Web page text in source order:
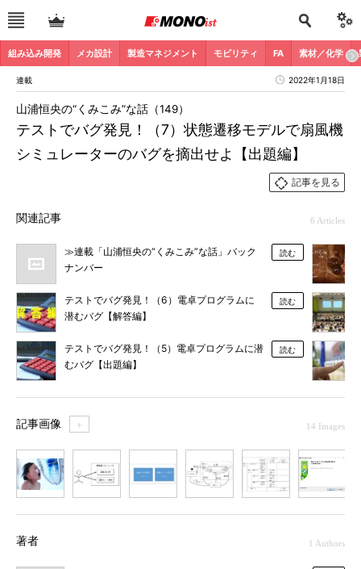
組み込み開発 メカ設計 製造マネジメント モビリティ FA 素材／化学
連載 2022年1月18日
テストでバグ発見！（7）状態遷移モデルで扇風機
シミュレーターのバグを摘出せよ【出題編】
山浦恒央の“くみこみ”な話（149）
記事を見る
関連記事 6 Articles
≫連載「山浦恒央の“くみこみ”な話」バック
ナンバー
読む
テストでバグ発見！（6）電卓プログラムに
潜むバグ【解答編】
読む
テストでバグ発見！（5）電卓プログラムに潜
むバグ【出題編】
読む
記事画像 ＋ 14 Images
著者 1 Authors